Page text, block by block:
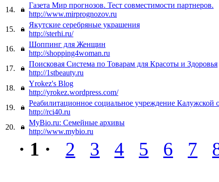
14.
Газета Мир прогнозов. Тест совместимости партнеров.
http://www.mirprognozov.ru
15.
Якутские серебряные украшения
http://sterhi.ru/
16.
Шоппинг для Женщин
http://shopping4woman.ru
17.
Поисковая Система по Товарам для Красоты и Здоровья
http://1stbeauty.ru
18.
Yrokez's Blog
http://yrokez.wordpress.com/
19.
Реабилитационное социальное учреждение Калужской
http://rci40.ru
20.
MyBio.ru: Семейные архивы
http://www.mybio.ru
· 1 · 2 3 4 5 6 7